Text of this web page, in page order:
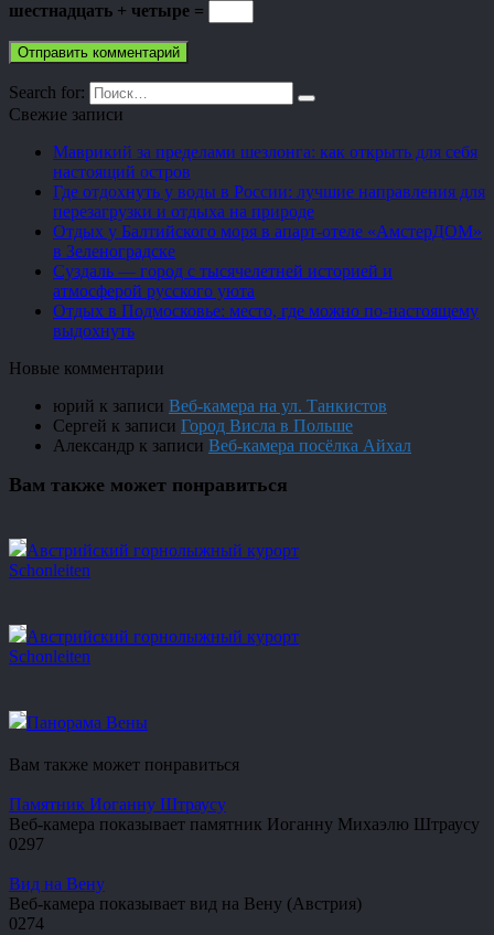
шестнадцать + четыре =
Search for:
Свежие записи
Маврикий за пределами шезлонга: как открыть для себя
настоящий остров
Где отдохнуть у воды в России: лучшие направления для
перезагрузки и отдыха на природе
Отдых у Балтийского моря в апарт-отеле «АмстерДОМ»
в Зеленоградске
Суздаль — город с тысячелетней историей и
атмосферой русского уюта
Отдых в Подмосковье: место, где можно по-настоящему
выдохнуть
Новые комментарии
юрий к записи Веб-камера на ул. Танкистов
Сергей к записи Город Висла в Польше
Александр к записи Веб-камера посёлка Айхал
Вам также может понравиться
Австрийский горнолыжный курорт
Schonleiten
Австрийский горнолыжный курорт
Schonleiten
Панорама Вены
Вам также может понравиться
Памятник Иоганну Штраусу
Веб-камера показывает памятник Иоганну Михаэлю Штраусу
0297
Вид на Вену
Веб-камера показывает вид на Вену (Австрия)
0274